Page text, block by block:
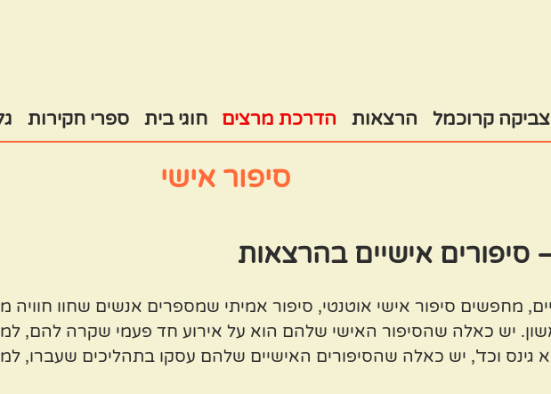
צביקה קרוכמל הרצאות הדרכת מרצים חוגי בית ספרי חקירות
סיפור אישי
סיפורים אישיים בהרצאות
מחפשים סיפור אישי אוטנטי, סיפור אמיתי שמספרים אנשים שחוו
יש כאלה שהסיפור האישי שלהם הוא על אירוע חד פעמי שקרה להם,
גינס וכד', יש כאלה שהסיפורים האישיים שלהם עסקו בתהליכים שעברו,